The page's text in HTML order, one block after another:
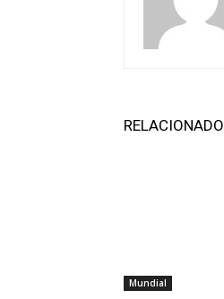
RELACIONADO
Mundial